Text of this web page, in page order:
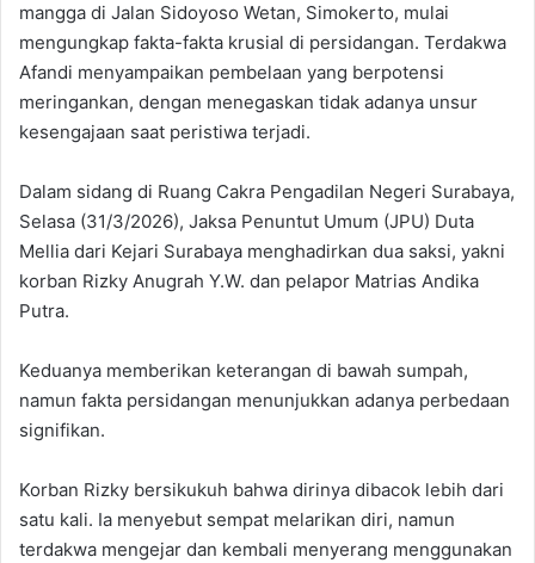
mangga di Jalan Sidoyoso Wetan, Simokerto, mulai
mengungkap fakta-fakta krusial di persidangan. Terdakwa
Afandi menyampaikan pembelaan yang berpotensi
meringankan, dengan menegaskan tidak adanya unsur
kesengajaan saat peristiwa terjadi.
‎Dalam sidang di Ruang Cakra Pengadilan Negeri Surabaya,
Selasa (31/3/2026), Jaksa Penuntut Umum (JPU) Duta
Mellia dari Kejari Surabaya menghadirkan dua saksi, yakni
korban Rizky Anugrah Y.W. dan pelapor Matrias Andika
Putra.
‎Keduanya memberikan keterangan di bawah sumpah,
namun fakta persidangan menunjukkan adanya perbedaan
signifikan.
‎Korban Rizky bersikukuh bahwa dirinya dibacok lebih dari
satu kali. Ia menyebut sempat melarikan diri, namun
terdakwa mengejar dan kembali menyerang menggunakan